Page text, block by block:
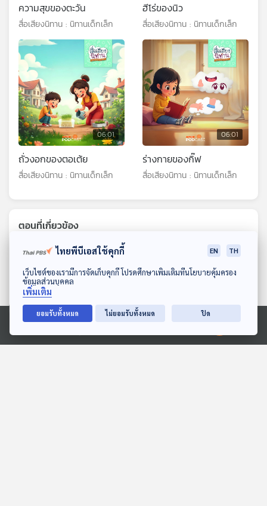
ดาวน์โหลด Thai PBS Podcast Application
Ⓒ 2020 องค์การกระจายเสียงและแพร่ภาพสาธารณะแห่งประเทศไทย
ความสุขของตะวัน
สื่อเสียงนิทาน : นิทานเด็กเล็ก
ฮีโร่ของนิว
สื่อเสียงนิทาน : นิทานเด็กเล็ก
06:01
ถั่วงอกของตอเต้ย
สื่อเสียงนิทาน : นิทานเด็กเล็ก
06:01
ร่างกายของกิ๊ฟ
สื่อเสียงนิทาน : นิทานเด็กเล็ก
ตอนที่เกี่ยวข้อง
ไทยพีบีเอสใช้คุกกี้ EN TH
เว็บไซต์ของเรามีการจัดเก็บคุกกี้ โปรดศึกษาเพิ่มเติมที่นโยบายคุ้มครอง
ข้อมูลส่วนบุคคล
เพิ่มเติม
ยอมรับทั้งหมด ไม่ยอมรับทั้งหมด ปิด